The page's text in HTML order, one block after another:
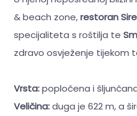
& beach zone,restoran
specijaliteta s roštilja te
zdravo osvježenje tijekom
Vrsta:popločena i
Veličina:duga je 622 m, a